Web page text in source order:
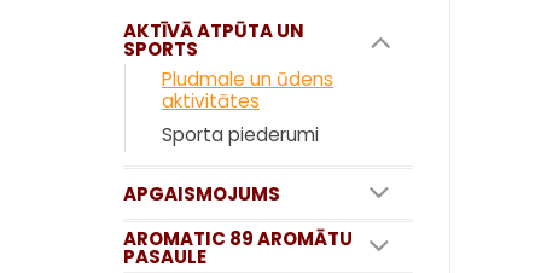
AKTĪVĀ ATPŪTA UN
SPORTS
Pludmale un ūdens
aktivitātes
Sporta piederumi
APGAISMOJUMS
AROMATIC 89 AROMĀTU
PASAULE